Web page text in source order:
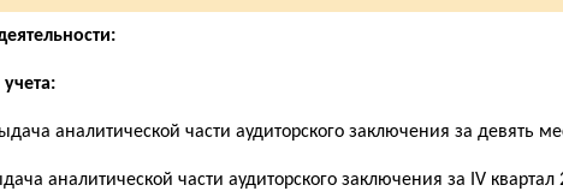
аналитической части аудиторского заключения за девять
аналитической части аудиторского заключения за IV